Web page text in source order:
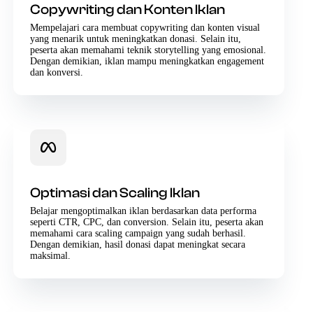
Copywriting dan Konten Iklan
Mempelajari cara membuat copywriting dan konten visual
yang menarik untuk meningkatkan donasi. Selain itu,
peserta akan memahami teknik storytelling yang emosional.
Dengan demikian, iklan mampu meningkatkan engagement
dan konversi.
Optimasi dan Scaling Iklan
Belajar mengoptimalkan iklan berdasarkan data performa
seperti CTR, CPC, dan conversion. Selain itu, peserta akan
memahami cara scaling campaign yang sudah berhasil.
Dengan demikian, hasil donasi dapat meningkat secara
maksimal.